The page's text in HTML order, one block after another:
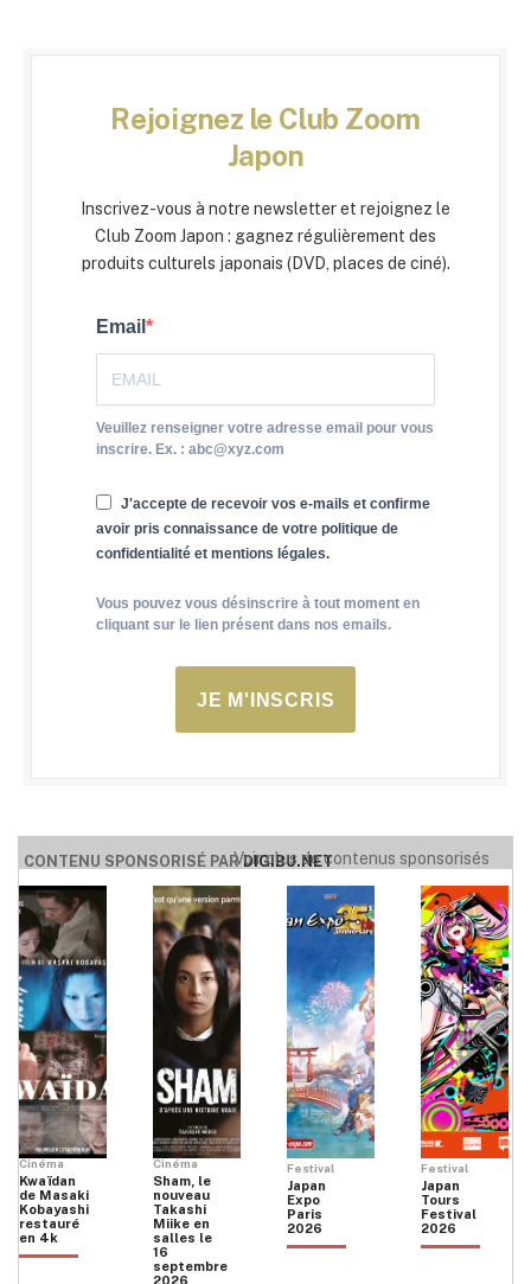
Rejoignez le Club Zoom
Japon
Inscrivez-vous à notre newsletter et rejoignez le
Club Zoom Japon : gagnez régulièrement des
produits culturels japonais (DVD, places de ciné).
Email
Veuillez renseigner votre adresse email pour vous
inscrire. Ex. : abc@xyz.com
J'accepte de recevoir vos e-mails et confirme
avoir pris connaissance de votre politique de
confidentialité et mentions légales.
Vous pouvez vous désinscrire à tout moment en
cliquant sur le lien présent dans nos emails.
JE M'INSCRIS
CONTENU SPONSORISÉ PARDIGIBU.NET
Voir plus de contenus sponsorisés
Cinéma
Kwaïdan
de Masaki
Kobayashi
restauré
en 4k
Cinéma
Sham, le
nouveau
Takashi
Miike en
salles le
16
septembre
2026
Festival
Japan
Expo
Paris
2026
Festival
Japan
Tours
Festival
2026